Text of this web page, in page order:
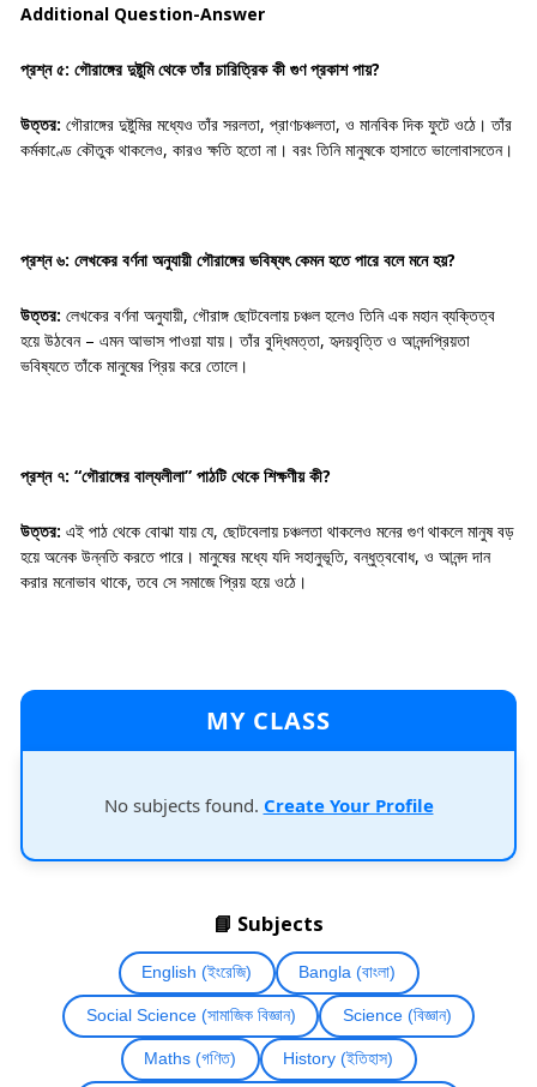
Additional Question-Answer
প্রশ্ন ৫: গৌরাঙ্গের দুষ্টুমি থেকে তাঁর চারিত্রিক কী গুণ প্রকাশ পায়?
উত্তর: গৌরাঙ্গের দুষ্টুমির মধ্যেও তাঁর সরলতা, প্রাণচঞ্চলতা, ও মানবিক দিক ফুটে ওঠে। তাঁর
কর্মকাণ্ডে কৌতুক থাকলেও, কারও ক্ষতি হতো না। বরং তিনি মানুষকে হাসাতে ভালোবাসতেন।
প্রশ্ন ৬: লেখকের বর্ণনা অনুযায়ী গৌরাঙ্গের ভবিষ্যৎ কেমন হতে পারে বলে মনে হয়?
উত্তর: লেখকের বর্ণনা অনুযায়ী, গৌরাঙ্গ ছোটবেলায় চঞ্চল হলেও তিনি এক মহান ব্যক্তিত্ব
হয়ে উঠবেন – এমন আভাস পাওয়া যায়। তাঁর বুদ্ধিমত্তা, হৃদয়বৃত্তি ও আনন্দপ্রিয়তা
ভবিষ্যতে তাঁকে মানুষের প্রিয় করে তোলে।
প্রশ্ন ৭: “গৌরাঙ্গের বাল্যলীলা” পাঠটি থেকে শিক্ষণীয় কী?
উত্তর: এই পাঠ থেকে বোঝা যায় যে, ছোটবেলায় চঞ্চলতা থাকলেও মনের গুণ থাকলে মানুষ বড়
হয়ে অনেক উন্নতি করতে পারে। মানুষের মধ্যে যদি সহানুভূতি, বন্ধুত্ববোধ, ও আনন্দ দান
করার মনোভাব থাকে, তবে সে সমাজে প্রিয় হয়ে ওঠে।
MY CLASS
No subjects found. Create Your Profile
📘 Subjects
English (ইংরেজি) Bangla (বাংলা)
Social Science (সামাজিক বিজ্ঞান) Science (বিজ্ঞান)
Maths (গণিত) History (ইতিহাস)